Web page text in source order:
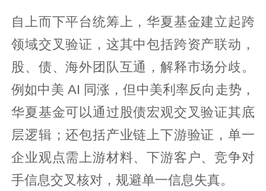
自上而下平台统筹上，华夏基金建立起跨
领域交叉验证，这其中包括跨资产联动，
股、债、海外团队互通，解释市场分歧。
例如中美 AI 同涨，但中美利率反向走势，
华夏基金可以通过股债宏观交叉验证其底
层逻辑；还包括产业链上下游验证，单一
企业观点需上游材料、下游客户、竞争对
手信息交叉核对，规避单一信息失真。